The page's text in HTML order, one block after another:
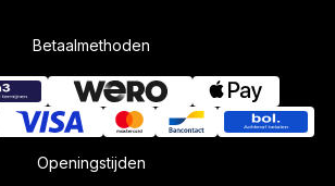
Betaalmethoden
Openingstijden